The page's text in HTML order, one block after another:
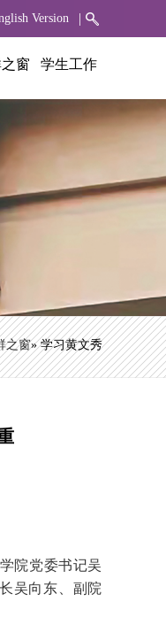
|
Version
窗 学生工作
之窗» 学习黄文秀
院党委书记吴
吴向东、副院